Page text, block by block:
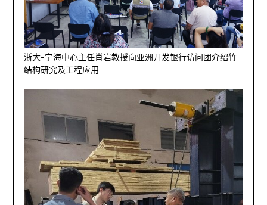
浙大-宁海中心主任肖岩教授向亚洲开发银行访问团介绍竹
结构研究及工程应用